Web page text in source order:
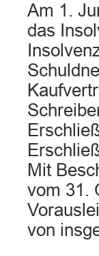
Am 1.
das
Mit
vom 31.
von